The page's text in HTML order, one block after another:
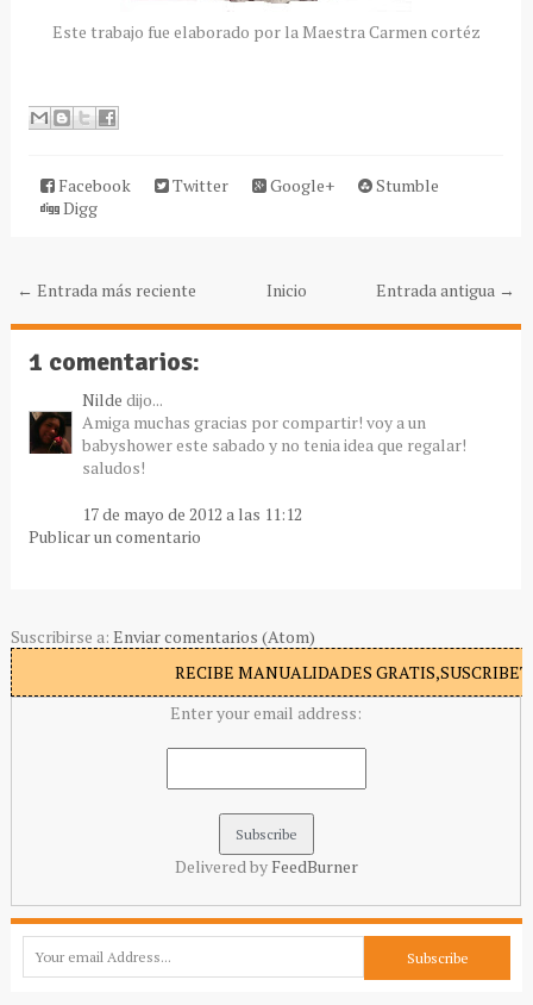
Este trabajo fue elaborado por la Maestra Carmen cortéz
Facebook Twitter Google+
Stumble
Digg
← Entrada más reciente Entrada antigua →
Inicio
1 comentarios:
Nilde dijo...
Amiga muchas gracias por compartir! voy a un
babyshower este sabado y no tenia idea que regalar!
saludos!
17 de mayo de 2012 a las 11:12
Publicar un comentario
Suscribirse a: Enviar comentarios (Atom)
RECIBE MANUALIDADES
Enter your email address:
Delivered by FeedBurner